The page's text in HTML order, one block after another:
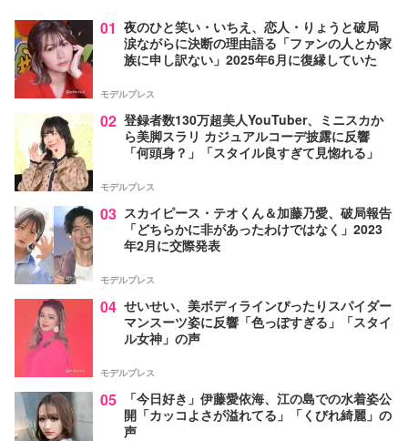
01 夜のひと笑い・いちえ、恋人・りょうと破局
涙ながらに決断の理由語る「ファンの人とか家
族に申し訳ない」2025年6月に復縁していた
モデルプレス
02 登録者数130万超美人YouTuber、ミニスカか
ら美脚スラリ カジュアルコーデ披露に反響
「何頭身？」「スタイル良すぎて見惚れる」
モデルプレス
03 スカイピース・テオくん＆加藤乃愛、破局報告
「どちらかに非があったわけではなく」2023
年2月に交際発表
モデルプレス
04 せいせい、美ボディラインぴったりスパイダー
マンスーツ姿に反響「色っぽすぎる」「スタイ
ル女神」の声
モデルプレス
05
「今日好き」伊藤愛依海、江の島での水着姿公
開「カッコよさが溢れてる」「くびれ綺麗」の
声